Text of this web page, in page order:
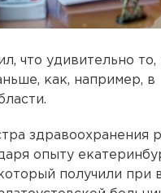
что удивительно то,
как, например, в
здравоохранения
опыту
получили при